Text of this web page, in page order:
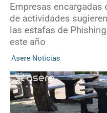
Empresas
de actividades
las estafas de
este año
Asere Noticias